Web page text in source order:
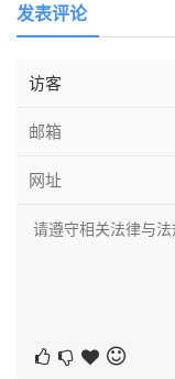
发表评论